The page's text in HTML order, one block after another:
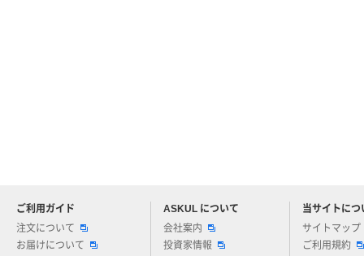
ご利用ガイド
注文について
お届けについて
ASKUL について
会社案内
投資家情報
当サイトにつ
サイトマップ
ご利用規約
アスクルについてお気軽にご質問ください